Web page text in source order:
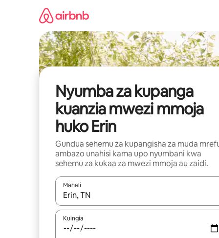
Nyumba za kupanga
kuanzia mwezi mmoja
huko Erin
Gundua sehemu za kupangisha za muda
ambazo unahisi kama upo nyumbani kwa
sehemu za kukaa za mwezi mmoja au zaidi.
Mahali
Wakati matokeo yanapatikana, vinjari kwa
Kuingia